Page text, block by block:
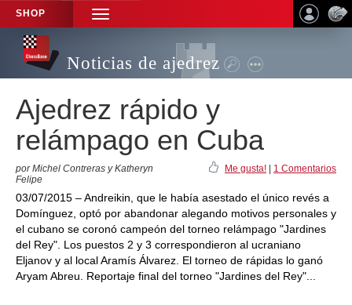
SHOP
TOGGLE
NAVIGATION
Noticias de ajedrez
Ajedrez rápido y
relámpago en Cuba
por Michel Contreras y Katheryn
Felipe
Me gusta! 1 Comentarios
03/07/2015 – Andreikin, que le había asestado el único revés a
Domínguez, optó por abandonar alegando motivos personales y
el cubano se coronó campeón del torneo relámpago "Jardines
del Rey". Los puestos 2 y 3 correspondieron al ucraniano
Eljanov y al local Aramís Álvarez. El torneo de rápidas lo ganó
Aryam Abreu. Reportaje final del torneo "Jardines del Rey"...